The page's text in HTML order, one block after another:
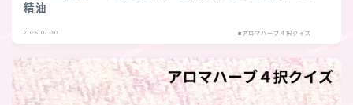
精油
2026.07.30 ■アロマハーブ４択クイズ